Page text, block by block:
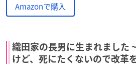
Amazonで購入
織田家の長男に生まれました
けど、死にたくないので改革